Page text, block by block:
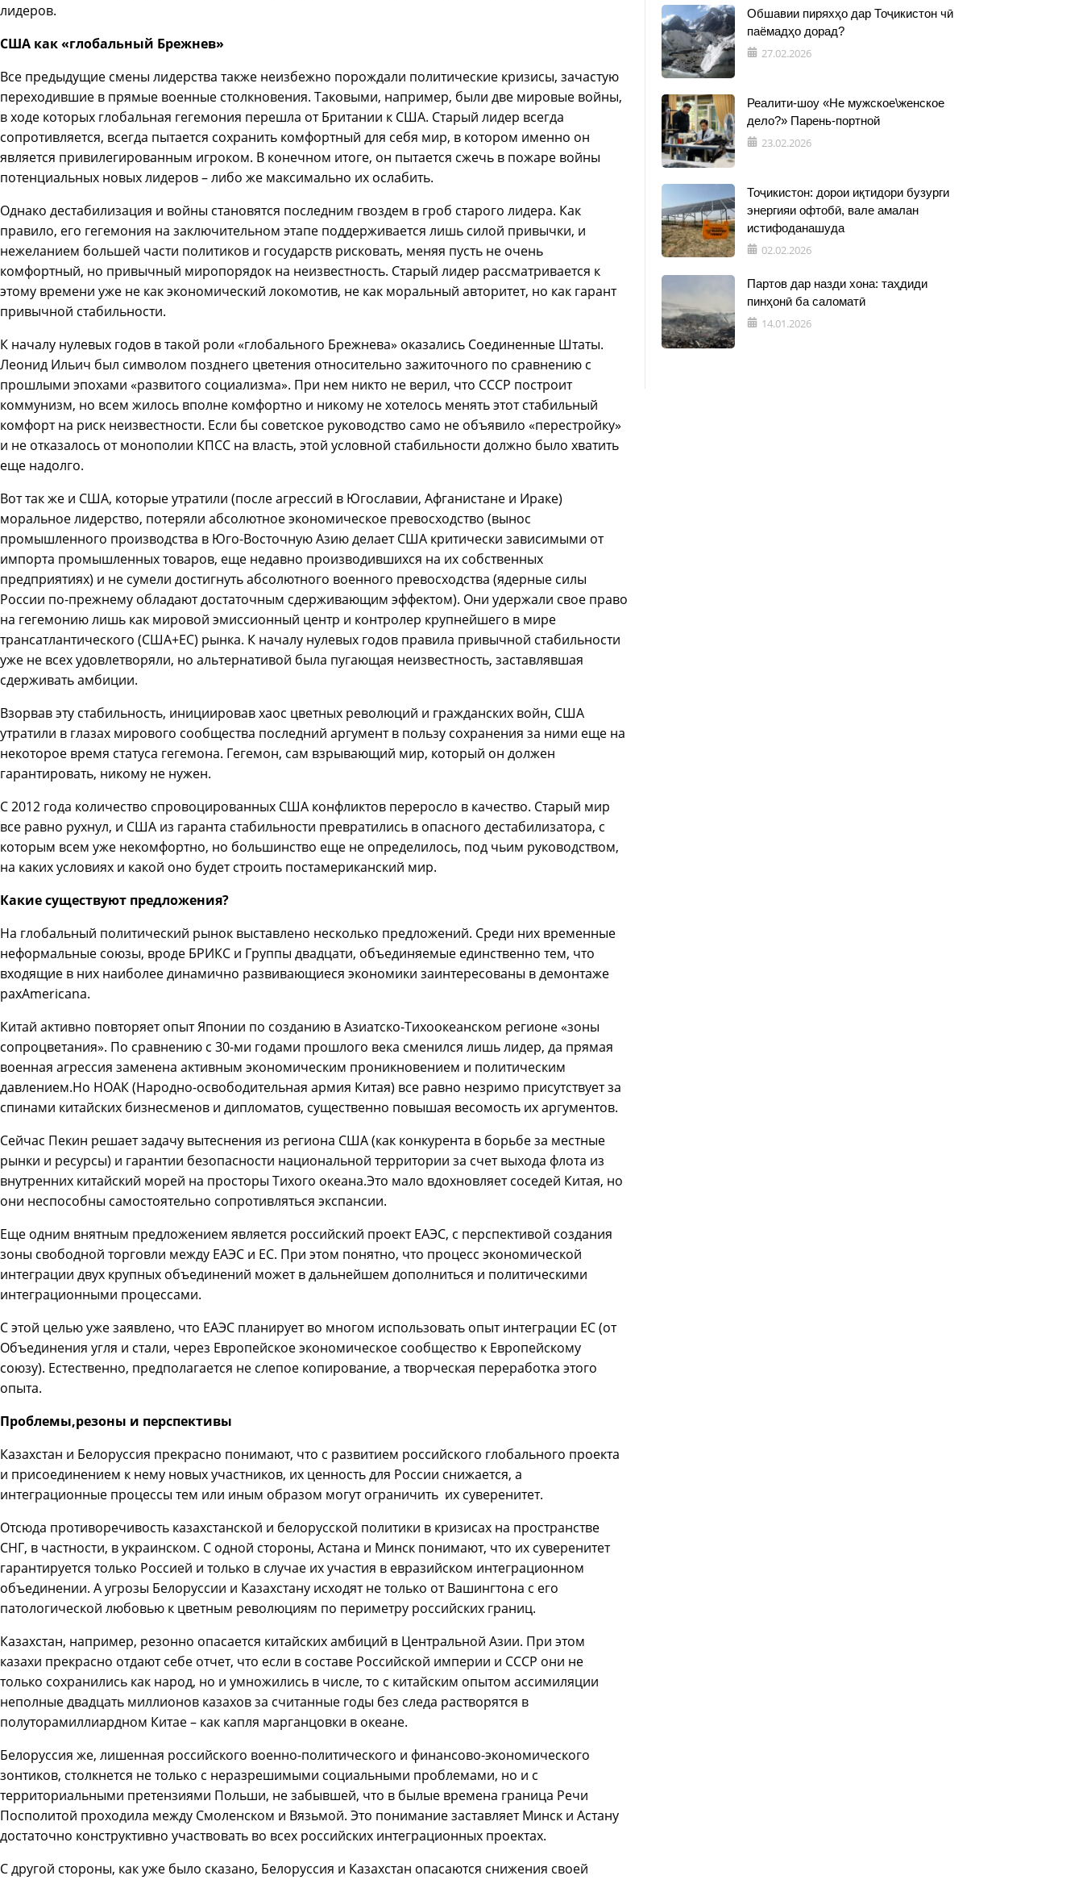
лидеров.
США как «глобальный Брежнев»
Все предыдущие смены лидерства также неизбежно порождали политические кризисы, зачастую
переходившие в прямые военные столкновения. Таковыми, например, были две мировые войны,
в ходе которых глобальная гегемония перешла от Британии к США. Старый лидер всегда
сопротивляется, всегда пытается сохранить комфортный для себя мир, в котором именно он
является привилегированным игроком. В конечном итоге, он пытается сжечь в пожаре войны
потенциальных новых лидеров – либо же максимально их ослабить.
Однако дестабилизация и войны становятся последним гвоздем в гроб старого лидера. Как
правило, его гегемония на заключительном этапе поддерживается лишь силой привычки, и
нежеланием большей части политиков и государств рисковать, меняя пусть не очень
комфортный, но привычный миропорядок на неизвестность. Старый лидер рассматривается к
этому времени уже не как экономический локомотив, не как моральный авторитет, но как гарант
привычной стабильности.
К началу нулевых годов в такой роли «глобального Брежнева» оказались Соединенные Штаты.
Леонид Ильич был символом позднего цветения относительно зажиточного по сравнению с
прошлыми эпохами «развитого социализма». При нем никто не верил, что СССР построит
коммунизм, но всем жилось вполне комфортно и никому не хотелось менять этот стабильный
комфорт на риск неизвестности. Если бы советское руководство само не объявило «перестройку»
и не отказалось от монополии КПСС на власть, этой условной стабильности должно было хватить
еще надолго.
Вот так же и США, которые утратили (после агрессий в Югославии, Афганистане и Ираке)
моральное лидерство, потеряли абсолютное экономическое превосходство (вынос
промышленного производства в Юго-Восточную Азию делает США критически зависимыми от
импорта промышленных товаров, еще недавно производившихся на их собственных
предприятиях) и не сумели достигнуть абсолютного военного превосходства (ядерные силы
России по-прежнему обладают достаточным сдерживающим эффектом). Они удержали свое право
на гегемонию лишь как мировой эмиссионный центр и контролер крупнейшего в мире
трансатлантического (США+ЕС) рынка. К началу нулевых годов правила привычной стабильности
уже не всех удовлетворяли, но альтернативой была пугающая неизвестность, заставлявшая
сдерживать амбиции.
Взорвав эту стабильность, инициировав хаос цветных революций и гражданских войн, США
утратили в глазах мирового сообщества последний аргумент в пользу сохранения за ними еще на
некоторое время статуса гегемона. Гегемон, сам взрывающий мир, который он должен
гарантировать, никому не нужен.
С 2012 года количество спровоцированных США конфликтов переросло в качество. Старый мир
все равно рухнул, и США из гаранта стабильности превратились в опасного дестабилизатора, с
которым всем уже некомфортно, но большинство еще не определилось, под чьим руководством,
на каких условиях и какой оно будет строить постамериканский мир.
Какие существуют предложения?
На глобальный политический рынок выставлено несколько предложений. Среди них временные
неформальные союзы, вроде БРИКС и Группы двадцати, объединяемые единственно тем, что
входящие в них наиболее динамично развивающиеся экономики заинтересованы в демонтаже
paxAmericana.
Китай активно повторяет опыт Японии по созданию в Азиатско-Тихоокеанском регионе «зоны
сопроцветания». По сравнению с 30-ми годами прошлого века сменился лишь лидер, да прямая
военная агрессия заменена активным экономическим проникновением и политическим
давлением.Но НОАК (Народно-освободительная армия Китая) все равно незримо присутствует за
спинами китайских бизнесменов и дипломатов, существенно повышая весомость их аргументов.
Сейчас Пекин решает задачу вытеснения из региона США (как конкурента в борьбе за местные
рынки и ресурсы) и гарантии безопасности национальной территории за счет выхода флота из
внутренних китайский морей на просторы Тихого океана.Это мало вдохновляет соседей Китая, но
они неспособны самостоятельно сопротивляться экспансии.
Еще одним внятным предложением является российский проект ЕАЭС, с перспективой создания
зоны свободной торговли между ЕАЭС и ЕС. При этом понятно, что процесс экономической
интеграции двух крупных объединений может в дальнейшем дополниться и политическими
интеграционными процессами.
С этой целью уже заявлено, что ЕАЭС планирует во многом использовать опыт интеграции ЕС (от
Объединения угля и стали, через Европейское экономическое сообщество к Европейскому
союзу). Естественно, предполагается не слепое копирование, а творческая переработка этого
опыта.
Проблемы,резоны и перспективы
Казахстан и Белоруссия прекрасно понимают, что с развитием российского глобального проекта
и присоединением к нему новых участников, их ценность для России снижается, а
интеграционные процессы тем или иным образом могут ограничить их суверенитет.
Отсюда противоречивость казахстанской и белорусской политики в кризисах на пространстве
СНГ, в частности, в украинском. С одной стороны, Астана и Минск понимают, что их суверенитет
гарантируется только Россией и только в случае их участия в евразийском интеграционном
объединении. А угрозы Белоруссии и Казахстану исходят не только от Вашингтона с его
патологической любовью к цветным революциям по периметру российских границ.
Казахстан, например, резонно опасается китайских амбиций в Центральной Азии. При этом
казахи прекрасно отдают себе отчет, что если в составе Российской империи и СССР они не
только сохранились как народ, но и умножились в числе, то с китайским опытом ассимиляции
неполные двадцать миллионов казахов за считанные годы без следа растворятся в
полуторамиллиардном Китае – как капля марганцовки в океане.
Белоруссия же, лишенная российского военно-политического и финансово-экономического
зонтиков, столкнется не только с неразрешимыми социальными проблемами, но и с
территориальными претензиями Польши, не забывшей, что в былые времена граница Речи
Посполитой проходила между Смоленском и Вязьмой. Это понимание заставляет Минск и Астану
достаточно конструктивно участвовать во всех российских интеграционных проектах.
С другой стороны, как уже было сказано, Белоруссия и Казахстан опасаются снижения своей
Обшавии пиряхҳо дар Тоҷикистон чӣ
паёмадҳо дорад?
27.02.2026
Реалити-шоу «Не мужское\женское
дело?» Парень-портной
23.02.2026
Тоҷикистон: дорои иқтидори бузурги
энергияи офтобӣ, вале амалан
истифоданашуда
02.02.2026
Партов дар назди хона: таҳдиди
пинҳонӣ ба саломатӣ
14.01.2026